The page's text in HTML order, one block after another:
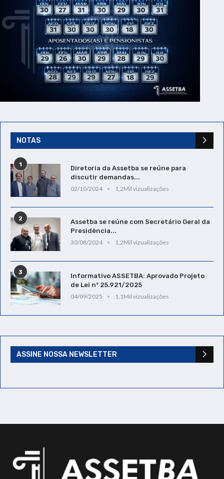
NOTAS
1
Diretoria da Assetba se reúne para
discutir demandas...
02/10/2024
1,2Mil vizualizações
2
Assetba se reúne com Secretário Geral da
Presidência...
30/08/2024
1,2Mil vizualizações
3
Informativo ASSETBA: Aprovado Projeto
de Lei nº 25.921/2025
04/09/2025
1,1Mil vizualizações
ASSINE NOSSA NEWSLETTER